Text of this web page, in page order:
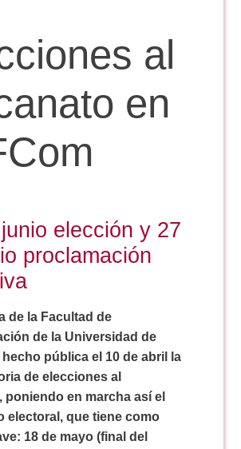
CAV
al
en
elección y 27
proclamación
de la Facultad de
de la Universidad de
pública el 10 de abril la
de elecciones al
poniendo en marcha así el
electoral, que tiene como
18 de mayo (final del